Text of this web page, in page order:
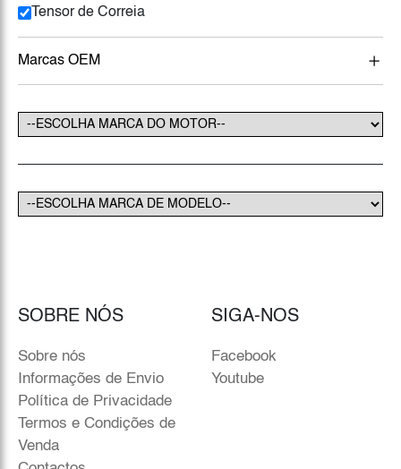
Tensor de Correia
Marcas OEM
SOBRE NÓS
Sobre nós
Informações de Envio
Política de Privacidade
Termos e Condições de
Venda
SIGA-NOS
Facebook
Youtube